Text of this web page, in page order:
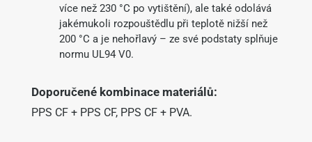
více než 230 °C po vytištění), ale také odolává
jakémukoli rozpouštědlu při teplotě nižší než
200 °C a je nehořlavý – ze své podstaty splňuje
normu UL94 V0.
Doporučené kombinace materiálů:
PPS CF + PPS CF, PPS CF + PVA.